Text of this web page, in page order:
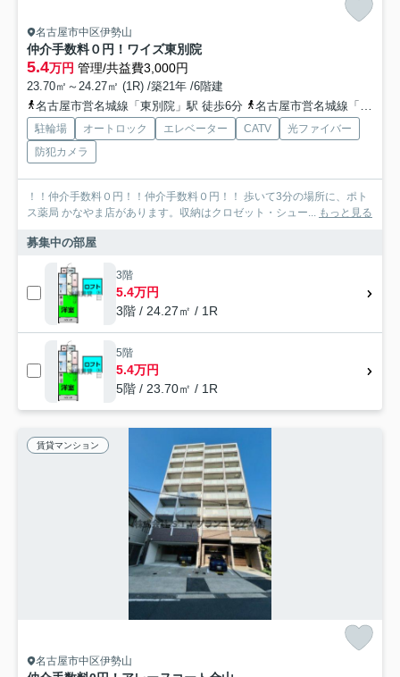
名古屋市中区伊勢山
仲介手数料０円！ワイズ東別院
5.4万円 管理/共益費3,000円
23.70㎡～24.27㎡ (1R) /築21年 /6階建
名古屋市営名城線「東別院」駅 徒歩6分
名古屋市営名城線「金山」駅 徒歩11分
駐輪場 オートロック エレベーター CATV
光ファイバー
防犯カメラ
！！仲介手数料０円！！仲介手数料０円！！ 歩いて3分の場所に、ポト
ス薬局 かなやま店があります。収納はクロゼット・シュー...
もっと見る
募集中の部屋
3階
5.4万円
3階 / 24.27㎡ / 1R
5階
5.4万円
5階 / 23.70㎡ / 1R
賃貸マンション
名古屋市中区伊勢山